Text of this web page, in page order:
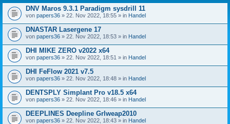
DNV Maros 9.3.1 Paradigm sysdrill 11
von papers36 » 22. Nov 2022, 18:55 » in Handel
DNASTAR Lasergene 17
von papers36 » 22. Nov 2022, 18:53 » in Handel
DHI MIKE ZERO v2022 x64
von papers36 » 22. Nov 2022, 18:51 » in Handel
DHI FeFlow 2021 v7.5
von papers36 » 22. Nov 2022, 18:48 » in Handel
DENTSPLY Simplant Pro v18.5 x64
von papers36 » 22. Nov 2022, 18:46 » in Handel
DEEPLINES Deepline Grlweap2010
von papers36 » 22. Nov 2022, 18:43 » in Handel